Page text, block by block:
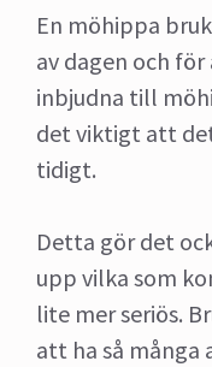
En möhippa
av dagen och
inbjudna till
det viktigt att
tidigt.
Detta gör det
upp vilka som
lite mer seriös.
att ha så många